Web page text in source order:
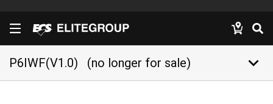
P6IWF(V1.0) (no longer for sale) keyboard_arrow_down